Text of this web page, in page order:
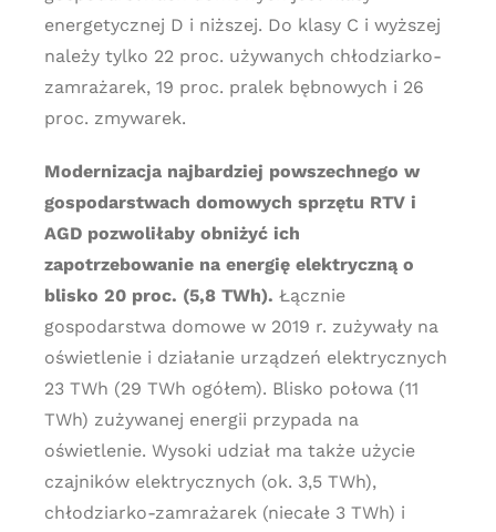
energetycznej D i niższej. Do klasy C i wyższej
należy tylko 22 proc. używanych chłodziarko-
zamrażarek, 19 proc. pralek bębnowych i 26
proc. zmywarek.
Modernizacja najbardziej powszechnego w
gospodarstwach domowych sprzętu RTV i
AGD pozwoliłaby obniżyć ich
zapotrzebowanie na energię elektryczną o
blisko 20 proc. (5,8 TWh). Łącznie
gospodarstwa domowe w 2019 r. zużywały na
oświetlenie i działanie urządzeń elektrycznych
23 TWh (29 TWh ogółem). Blisko połowa (11
TWh) zużywanej energii przypada na
oświetlenie. Wysoki udział ma także użycie
czajników elektrycznych (ok. 3,5 TWh),
chłodziarko-zamrażarek (niecałe 3 TWh) i